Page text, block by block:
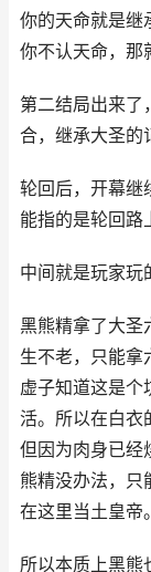
你的天命就是继
你不认天命，那
第二结局出来了
合，继承大圣的
轮回后，开幕继
能指的是轮回路
中间就是玩家玩
黑熊精拿了大圣
生不老，只能拿
虚子知道这是个
活。所以在白衣
但因为肉身已经
熊精没办法，只
在这里当土皇帝。
所以本质上黑熊